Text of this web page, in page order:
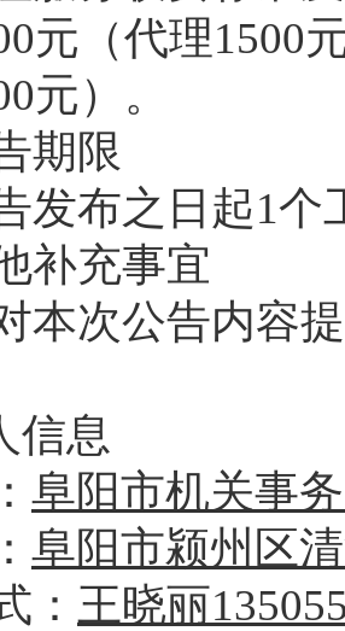
元（代理1500
元） 。
期限
发布之日起1个
补充事宜
本次公告内容
信息
阜阳市机关事
阜阳市颍州区
： 王晓丽